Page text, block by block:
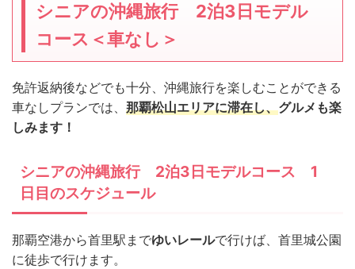
シニアの沖縄旅行 2泊3日モデル
コース＜車なし＞
免許返納後などでも十分、沖縄旅行を楽しむことができる
車なしプランでは、 那覇松山エリアに滞在し、グルメも楽
しみます！
シニアの沖縄旅行 2泊3日モデルコース 1
日目のスケジュール
那覇空港から首里駅までゆいレールで行けば、首里城公園
に徒歩で行けます。